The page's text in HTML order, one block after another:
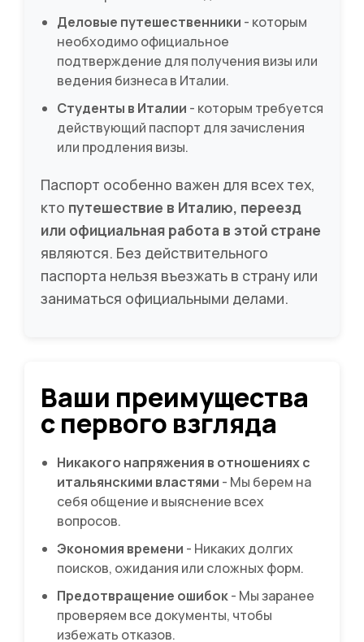
Деловые путешественники - которым
необходимо официальное
подтверждение для получения визы или
ведения бизнеса в Италии.
Студенты в Италии - которым требуется
действующий паспорт для зачисления
или продления визы.
Паспорт особенно важен для всех тех,
кто путешествие в Италию, переезд
или официальная работа в этой стране
являются. Без действительного
паспорта нельзя въезжать в страну или
заниматься официальными делами.
Ваши преимущества
с первого взгляда
Никакого напряжения в отношениях с
итальянскими властями - Мы берем на
себя общение и выяснение всех
вопросов.
Экономия времени - Никаких долгих
поисков, ожидания или сложных форм.
Предотвращение ошибок- Мы заранее
проверяем все документы, чтобы
избежать отказов.